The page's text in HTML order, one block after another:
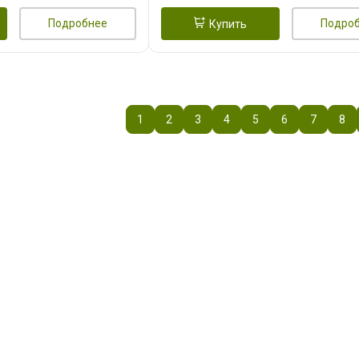
Подробнее Купить
1 2 3 4 5 6 7 8